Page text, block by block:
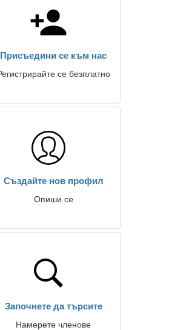
Присъедини се към нас
се безплатно
Създайте нов профил
Опиши се
Започнете да търсите
Намерете членове